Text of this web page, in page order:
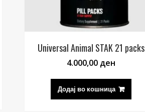
Universal Animal STAK 21 packs
4.000,00 ден
Додај во кошница